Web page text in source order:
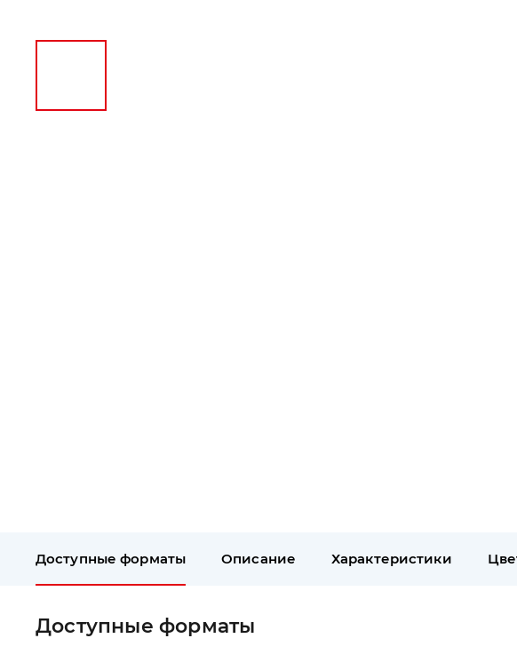
Доступные форматы Описание Характеристики
Доступные форматы